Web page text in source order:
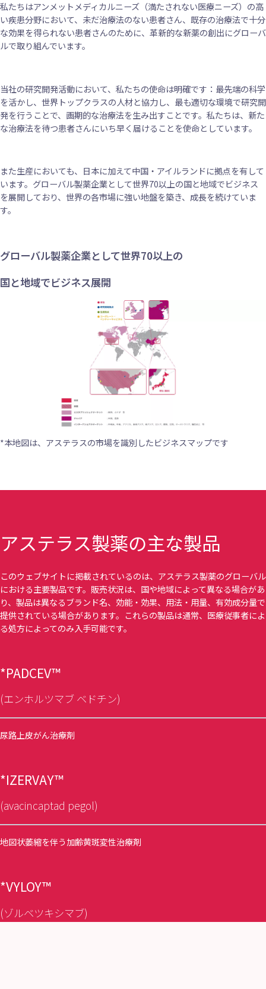
私たちはアンメットメディカルニーズ（満たされない医療ニーズ）の高
い疾患分野において、未だ治療法のない患者さん、既存の治療法で十分
な効果を得られない患者さんのために、革新的な新薬の創出にグローバ
ルで取り組んでいます。
当社の研究開発活動において、私たちの使命は明確です：最先端の科学
を活かし、世界トップクラスの人材と協力し、最も適切な環境で研究開
発を行うことで、画期的な治療法を生み出すことです。私たちは、新た
な治療法を待つ患者さんにいち早く届けることを使命としています。
また生産においても、日本に加えて中国・アイルランドに拠点を有して
います。グローバル製薬企業として世界70以上の国と地域でビジネス
を展開しており、世界の各市場に強い地盤を築き、成長を続けていま
す。
グローバル製薬企業として世界70以上の
国と地域でビジネス展開
*本地図は、アステラスの市場を識別したビジネスマップです
アステラス製薬の主な製品
このウェブサイトに掲載されているのは、アステラス製薬のグローバル
における主要製品です。販売状況は、国や地域によって異なる場合があ
り、製品は異なるブランド名、効能・効果、用法・用量、有効成分量で
提供されている場合があります。これらの製品は通常、医療従事者によ
る処方によってのみ入手可能です。
*PADCEV™
(エンホルツマブ ベドチン)
尿路上皮がん治療剤
*IZERVAY™
(avacincaptad pegol)
地図状萎縮を伴う加齢黄斑変性治療剤
*VYLOY™
(ゾルベツキシマブ)